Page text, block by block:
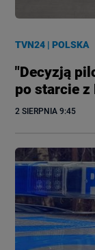
TVN24 |POLSKA
"Decyzją
po starcie z
2 SIERPNIA 9:45